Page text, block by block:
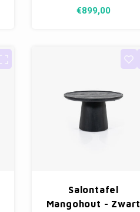
Bruin
€899,00
Salontafel
Mangohout - Zwart